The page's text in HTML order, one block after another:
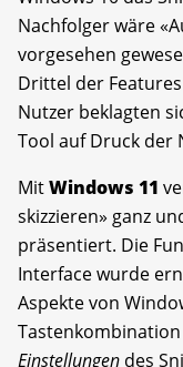
Nachfolger wäre
vorgesehen
Drittel der
Nutzer beklagten
Tool auf Druck der
MitWindows 11
skizzieren» ganz
präsentiert. Die
Interface wurde
Aspekte von
Tastenkombination
Einstellungen des